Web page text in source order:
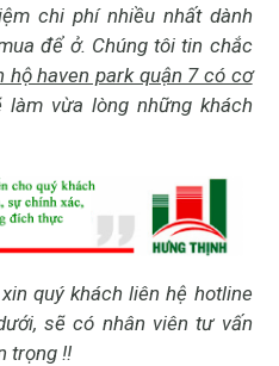
chi phí nhiều nhất dành
để ở. Chúng tôi tin chắc
hộ haven park quận 7 có cơ
làm vừa lòng những khách
quý khách liên hệ hotline
sẽ có nhân viên tư vấn
trọng !!